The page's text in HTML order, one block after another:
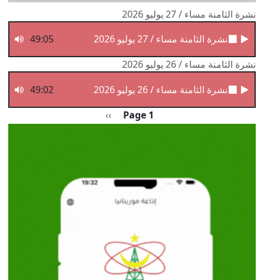
نشرة الثامنة مساء / 27 يوليو 2026
نشرة الثامنة مساء / 27 يوليو 2026
49:05
نشرة الثامنة مساء / 26 يوليو 2026
نشرة الثامنة مساء / 26 يوليو 2026
49:02
Page 1 الصفحة التالية
››